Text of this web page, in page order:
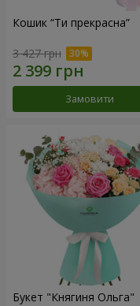
Кошик “Ти прекрасна”
3 427 грн
Замовити
Букет "Княгиня Ольга"